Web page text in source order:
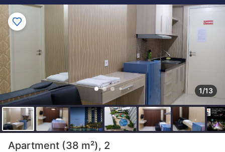
1/13
Apartment (38 m²), 2